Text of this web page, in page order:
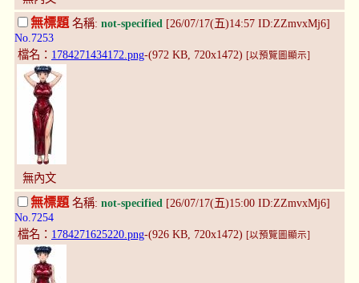
無標題 名稱: not-specified [26/07/17(五)14:57 ID:ZZmvxMj6]
No.7253
檔名： 1784271434172.png-(972 KB, 720x1472) [以預覽圖顯示]
無內文
無標題名稱: not-specified [26/07/17(五)15:00 ID:ZZmvxMj6]
No.7254
檔名： 1784271625220.png-(926 KB, 720x1472) [以預覽圖顯示]